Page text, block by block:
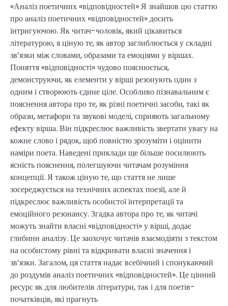
«Аналіз поетичних «відповідностей» Я знайшов цю статтю
про аналіз поетичних «відповідностей» досить
інтригуючою. Як читач-чоловік, який цікавиться
літературою, я ціную те, як автор заглиблюється у складні
зв’язки між словами, образами та емоціями у віршах.
Поняття «відповідності» чудово пояснюється,
демонструючи, як елементи у вірші резонують один з
одним і створюють єдине ціле. Особливо пізнавальним є
пояснення автора про те, як різні поетичні засоби, такі як
образи, метафори та звукові моделі, сприяють загальному
ефекту вірша. Він підкреслює важливість звертати увагу на
кожне слово і рядок, щоб повністю зрозуміти і оцінити
наміри поета. Наведені приклади ще більше посилюють
ясність пояснення, полегшуючи читачам розуміння
концепції. Я також ціную те, що стаття не лише
зосереджується на технічних аспектах поезії, але й
підкреслює важливість особистої інтерпретації та
емоційного резонансу. Згадка автора про те, як читачі
можуть знайти власні «відповідності» у вірші, додає
глибини аналізу. Це заохочує читачів взаємодіяти з текстом
на особистому рівні та відкривати власні значення і
зв’язки. Загалом, ця стаття надає всебічний і спонукаючий
до роздумів аналіз поетичних «відповідностей». Це цінний
ресурс як для любителів літератури, так і для поетів-
початківців, які прагнуть